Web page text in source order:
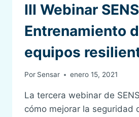
III Webinar
Entrenamiento
equipos
Por Sensar enero 15, 2021
La tercera webinar de
cómo mejorar la seguridad